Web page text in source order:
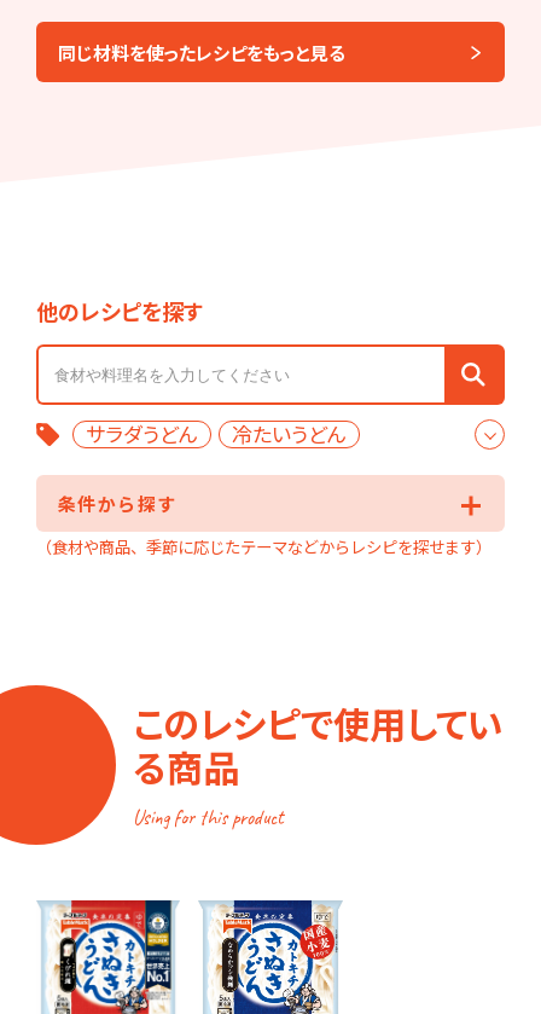
同じ材料を使ったレシピをもっと見る
他のレシピを探す
サラダうどん
冷たいうどん
豚バラ
条件から探す
（食材や商品、季節に応じたテーマなどからレシピを探せます）
このレシピで使用してい
る商品
Using for this product